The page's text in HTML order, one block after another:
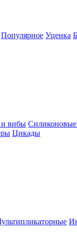
Популярное Уценка
и вибы
Цикады